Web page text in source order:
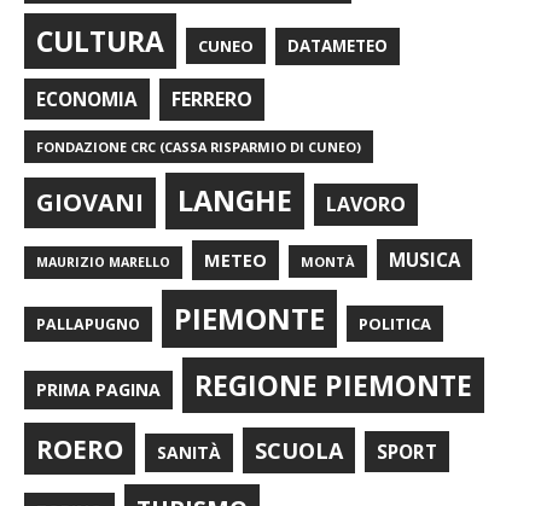
CULTURA CUNEO DATAMETEO
ECONOMIA FERRERO
FONDAZIONE CRC (CASSA RISPARMIO DI CUNEO)
GIOVANI LANGHE LAVORO
MAURIZIO MARELLO METEO MONTÀ MUSICA
PALLAPUGNO PIEMONTE POLITICA
PRIMA PAGINA REGIONE PIEMONTE
ROERO SANITÀ SCUOLA SPORT